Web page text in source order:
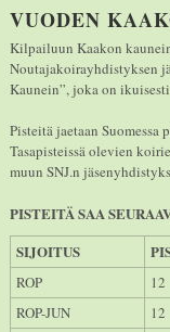
VUODEN
Kilpailuun Kaakon
Noutajakoirayhdistyksen
Kaunein”, joka on
Pisteitä jaetaan
Tasapisteissä olevien
muun SNJ.n
PISTEITÄ SAA
SIJOITUS
ROP
12
ROP-JUN
12